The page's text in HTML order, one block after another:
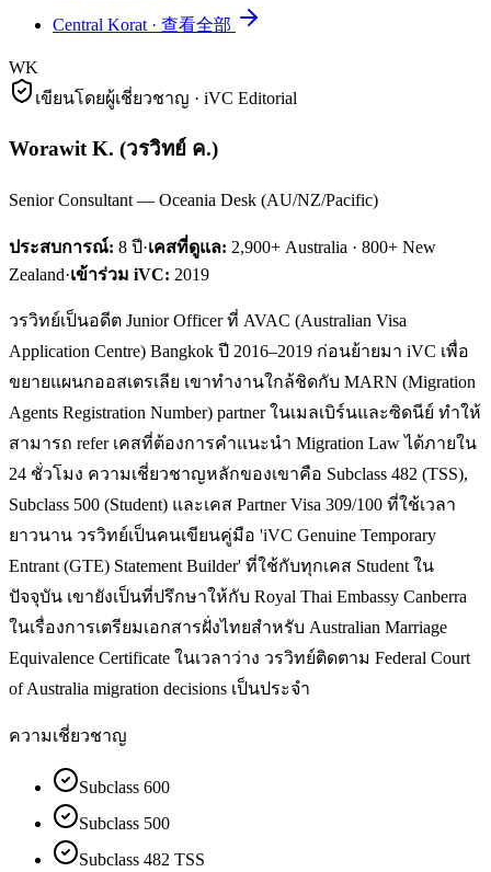
Central Korat · 查看全部
WK
เขียนโดยผู้เชี่ยวชาญ · iVC Editorial
Worawit K. (วรวิทย์ ค.)
Senior Consultant — Oceania Desk (AU/NZ/Pacific)
ประสบการณ์: 8 ปี·เคสที่ดูแล: 2,900+ Australia · 800+ New
Zealand·เข้าร่วม iVC: 2019
วรวิทย์เป็นอดีต Junior Officer ที่ AVAC (Australian Visa
Application Centre) Bangkok ปี 2016–2019 ก่อนย้ายมา iVC เพื่อ
ขยายแผนกออสเตรเลีย เขาทำงานใกล้ชิดกับ MARN (Migration
Agents Registration Number) partner ในเมลเบิร์นและซิดนีย์ ทำให้
สามารถ refer เคสที่ต้องการคำแนะนำ Migration Law ได้ภายใน
24 ชั่วโมง ความเชี่ยวชาญหลักของเขาคือ Subclass 482 (TSS),
Subclass 500 (Student) และเคส Partner Visa 309/100 ที่ใช้เวลา
ยาวนาน วรวิทย์เป็นคนเขียนคู่มือ 'iVC Genuine Temporary
Entrant (GTE) Statement Builder' ที่ใช้กับทุกเคส Student ใน
ปัจจุบัน เขายังเป็นที่ปรึกษาให้กับ Royal Thai Embassy Canberra
ในเรื่องการเตรียมเอกสารฝั่งไทยสำหรับ Australian Marriage
Equivalence Certificate ในเวลาว่าง วรวิทย์ติดตาม Federal Court
of Australia migration decisions เป็นประจำ
ความเชี่ยวชาญ
Subclass 600
Subclass 500
Subclass 482 TSS